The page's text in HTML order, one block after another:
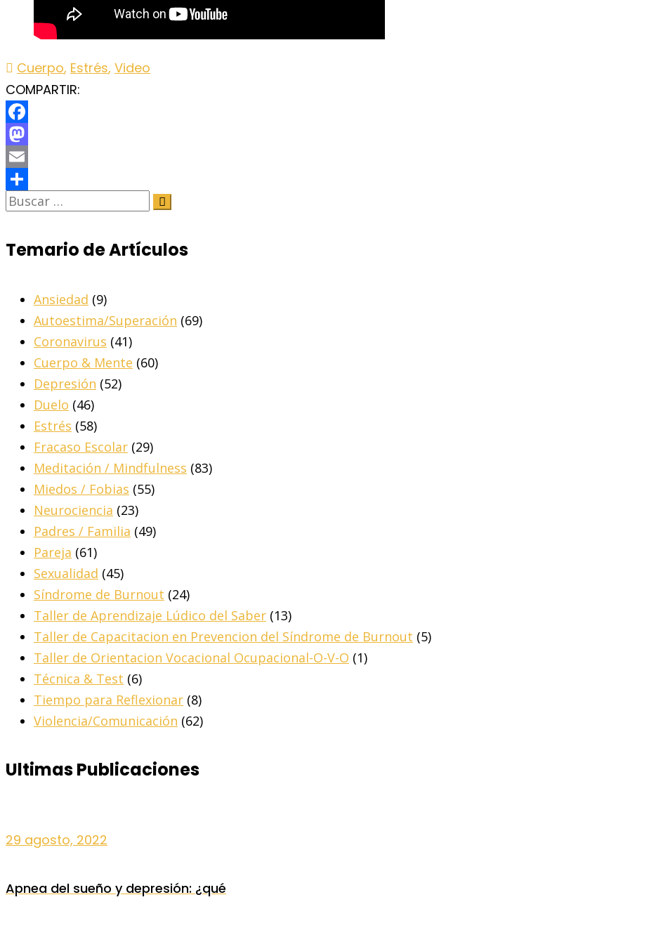
Cuerpo, Estrés, Video
COMPARTIR:
Facebook
Mastodon
Email
Share
Temario de Artículos
Ansiedad (9)
Autoestima/Superación (69)
Coronavirus (41)
Cuerpo & Mente (60)
Depresión (52)
Duelo (46)
Estrés (58)
Fracaso Escolar (29)
Meditación / Mindfulness (83)
Miedos / Fobias (55)
Neurociencia (23)
Padres / Familia (49)
Pareja (61)
Sexualidad (45)
Síndrome de Burnout (24)
Taller de Aprendizaje Lúdico del Saber (13)
Taller de Capacitacion en Prevencion del Síndrome de Burnout (5)
Taller de Orientacion Vocacional Ocupacional-O-V-O (1)
Técnica & Test (6)
Tiempo para Reflexionar (8)
Violencia/Comunicación (62)
Ultimas Publicaciones
29 agosto, 2022
Apnea del sueño y depresión: ¿qué